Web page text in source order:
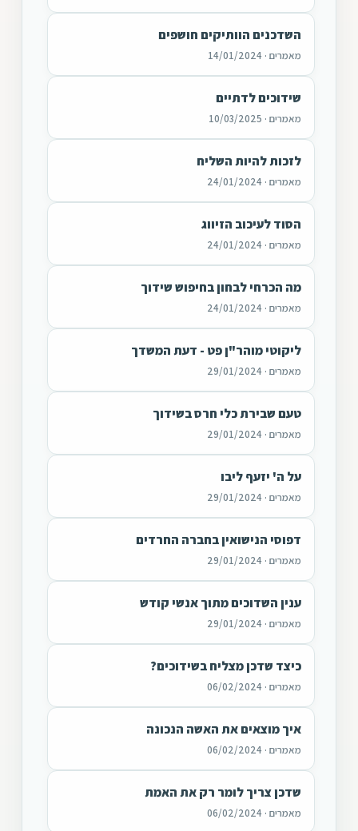
השדכנים הוותיקים חושפים
מאמרים · 14/01/2024
שידוכים לדתיים
מאמרים · 10/03/2025
לזכות להיות השליח
מאמרים · 24/01/2024
הסוד לעיכוב הזיווג
מאמרים · 24/01/2024
מה הכרחי לבחון בחיפוש שידוך
מאמרים · 24/01/2024
ליקוטי מוהר"ן פט - דעת המשדך
מאמרים · 29/01/2024
טעם שבירת כלי חרס בשידוך
מאמרים · 29/01/2024
על ה' יזעף ליבו
מאמרים · 29/01/2024
דפוסי הנישואין בחברה החרדים
מאמרים · 29/01/2024
ענין השדוכים מתוך אנשי קודש
מאמרים · 29/01/2024
כיצד שדכן מצליח בשידוכים?
מאמרים · 06/02/2024
איך מוצאים את האשה הנכונה
מאמרים · 06/02/2024
שדכן צריך לומר רק את האמת
מאמרים · 06/02/2024